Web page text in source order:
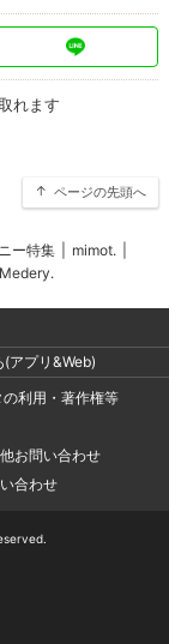
れます
ページの先頭へ
ー特集 mimot.
Medery.
(アプリ&Web)
利用・著作権等
お問い合わせ
合わせ